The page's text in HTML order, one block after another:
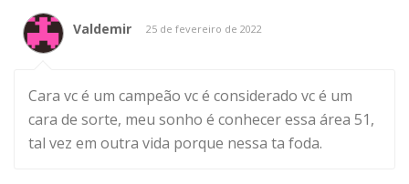
Valdemir 25 de fevereiro de 2022
Cara vc é um campeão vc é considerado vc é um
cara de sorte, meu sonho é conhecer essa área 51,
tal vez em outra vida porque nessa ta foda.